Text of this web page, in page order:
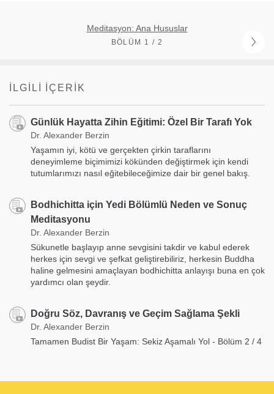
Meditasyon: Ana Hususlar
BÖLÜM 1 / 2
İLGILI İÇERIK
Günlük Hayatta Zihin Eğitimi: Özel Bir Tarafı Yok
Dr. Alexander Berzin
Yaşamın iyi, kötü ve gerçekten çirkin taraflarını
deneyimleme biçimimizi kökünden değiştirmek için kendi
tutumlarımızı nasıl eğitebileceğimize dair bir genel bakış.
Bodhichitta için Yedi Bölümlü Neden ve Sonuç
Meditasyonu
Dr. Alexander Berzin
Sükunetle başlayıp anne sevgisini takdir ve kabul ederek
herkes için sevgi ve şefkat geliştirebiliriz, herkesin Buddha
haline gelmesini amaçlayan bodhichitta anlayışı buna en çok
yardımcı olan şeydir.
Doğru Söz, Davranış ve Geçim Sağlama Şekli
Dr. Alexander Berzin
Tamamen Budist Bir Yaşam: Sekiz Aşamalı Yol - Bölüm 2 / 4